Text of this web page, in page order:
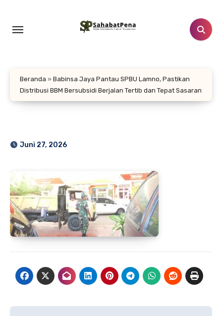
konten
Beranda » Babinsa Jaya Pantau SPBU Lamno, Pastikan
Distribusi BBM Bersubsidi Berjalan Tertib dan Tepat Sasaran
Juni 27, 2026